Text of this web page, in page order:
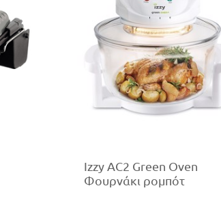
Izzy ΑC2 Green Oven
Φουρνάκι ρομπότ